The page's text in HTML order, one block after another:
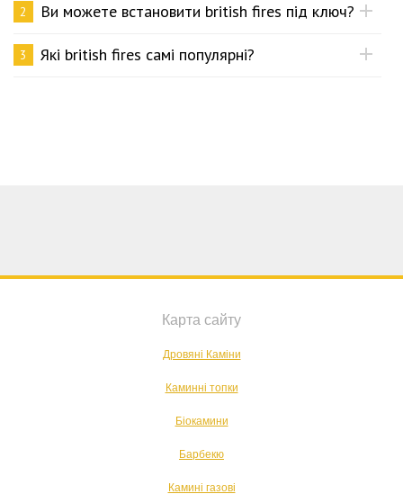
2 Ви можете встановити british fires під ключ?
3 Які british fires самі популярні?
Карта сайту
Дровяні Каміни
Каминні топки
Біокамини
Барбекю
Камині газові